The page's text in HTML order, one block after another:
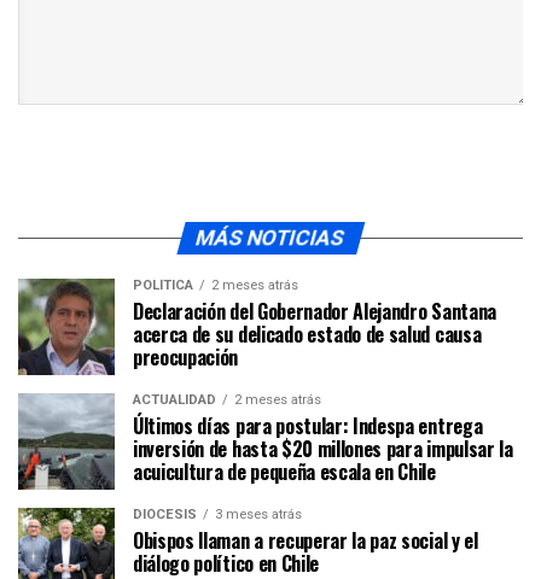
MÁS NOTICIAS
POLÍTICA 2 meses atrás
Declaración del Gobernador Alejandro Santana
acerca de su delicado estado de salud causa
preocupación
ACTUALIDAD 2 meses atrás
Últimos días para postular: Indespa entrega
inversión de hasta $20 millones para impulsar la
acuicultura de pequeña escala en Chile
DIÓCESIS 3 meses atrás
Obispos llaman a recuperar la paz social y el
diálogo político en Chile